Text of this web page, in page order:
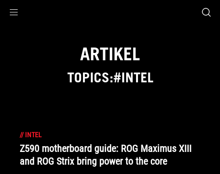
ARTIKEL
TOPICS:#INTEL
// INTEL
Z590 motherboard guide: ROG Maximus XIII
and ROG Strix bring power to the core